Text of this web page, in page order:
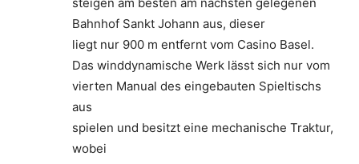
steigen am besten am nächsten gelegenen
Bahnhof Sankt Johann aus, dieser
liegt nur 900 m entfernt vom Casino Basel.
Das winddynamische Werk lässt sich nur vom
vierten Manual des eingebauten Spieltischs
aus
spielen und besitzt eine mechanische Traktur,
wobei